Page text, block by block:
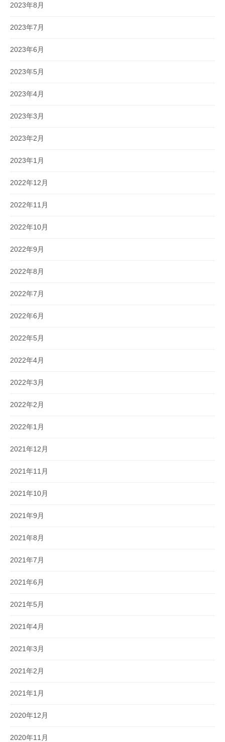
2023年8月
2023年7月
2023年6月
2023年5月
2023年4月
2023年3月
2023年2月
2023年1月
2022年12月
2022年11月
2022年10月
2022年9月
2022年8月
2022年7月
2022年6月
2022年5月
2022年4月
2022年3月
2022年2月
2022年1月
2021年12月
2021年11月
2021年10月
2021年9月
2021年8月
2021年7月
2021年6月
2021年5月
2021年4月
2021年3月
2021年2月
2021年1月
2020年12月
2020年11月